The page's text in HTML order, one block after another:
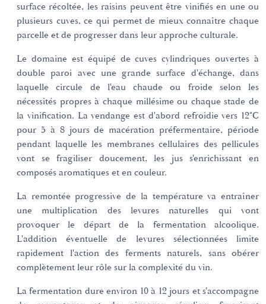
surface récoltée, les raisins peuvent être vinifiés en une ou
plusieurs cuves, ce qui permet de mieux connaître chaque
parcelle et de progresser dans leur approche culturale.
Le domaine est équipé de cuves cylindriques ouvertes à
double paroi avec une grande surface d'échange, dans
laquelle circule de l'eau chaude ou froide selon les
nécessités propres à chaque millésime ou chaque stade de
la vinification. La vendange est d'abord refroidie vers 12°C
pour 5 à 8 jours de macération préfermentaire, période
pendant laquelle les membranes cellulaires des pellicules
vont se fragiliser doucement, les jus s'enrichissant en
composés aromatiques et en couleur.
La remontée progressive de la température va entraîner
une multiplication des levures naturelles qui vont
provoquer le départ de la fermentation alcoolique.
L'addition éventuelle de levures sélectionnées limite
rapidement l'action des ferments naturels, sans obérer
complètement leur rôle sur la complexité du vin.
La fermentation dure environ 10 à 12 jours et s'accompagne